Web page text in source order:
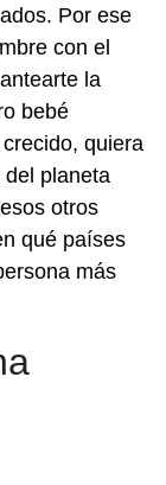
Por ese
con el
la
bebé
quiera
planeta
otros
qué países
más